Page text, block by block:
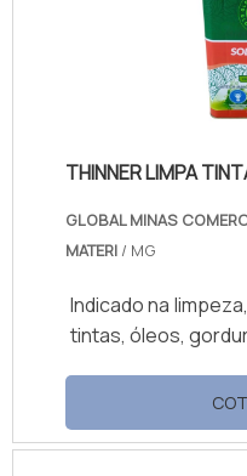
THINNER LIMPA
GLOBAL MINAS
MATERI / MG
Indicado na
tintas, óleos,